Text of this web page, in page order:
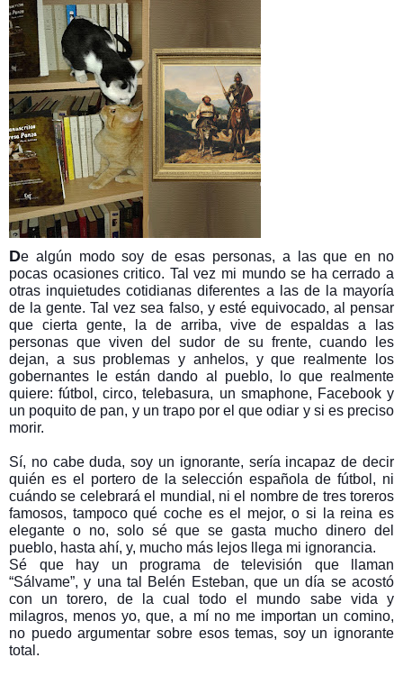
De algún modo soy de esas personas, a las que en no
pocas ocasiones critico. Tal vez mi mundo se ha cerrado a
otras inquietudes cotidianas diferentes a las de la mayoría
de la gente. Tal vez sea falso, y esté equivocado, al pensar
que cierta gente, la de arriba, vive de espaldas a las
personas que viven del sudor de su frente, cuando les
dejan, a sus problemas y anhelos, y que realmente los
gobernantes le están dando al pueblo, lo que realmente
quiere: fútbol, circo, telebasura, un smaphone, Facebook y
un poquito de pan, y un trapo por el que odiar y si es preciso
morir.
Sí, no cabe duda, soy un ignorante, sería incapaz de decir
quién es el portero de la selección española de fútbol, ni
cuándo se celebrará el mundial, ni el nombre de tres toreros
famosos, tampoco qué coche es el mejor, o si la reina es
elegante o no, solo sé que se gasta mucho dinero del
pueblo, hasta ahí, y, mucho más lejos llega mi ignorancia.
Sé que hay un programa de televisión que llaman
“Sálvame”, y una tal Belén Esteban, que un día se acostó
con un torero, de la cual todo el mundo sabe vida y
milagros, menos yo, que, a mí no me importan un comino,
no puedo argumentar sobre esos temas, soy un ignorante
total.